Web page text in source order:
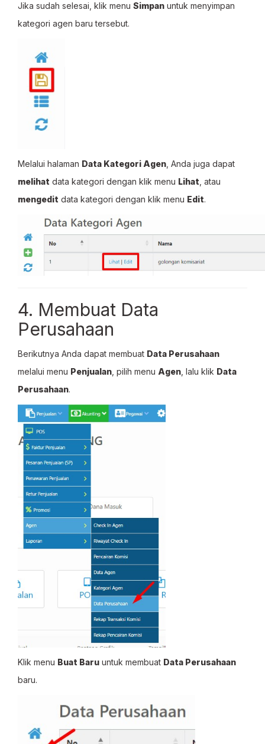
Jika sudah selesai, klik menu Simpan untuk menyimpan
kategori agen baru tersebut.
Melalui halaman Data Kategori Agen , Anda juga dapat
melihat data kategori dengan klik menu Lihat , atau
mengedit data kategori dengan klik menu Edit.
4. Membuat Data
Perusahaan
Berikutnya Anda dapat membuat Data Perusahaan
melalui menu Penjualan , pilih menu Agen , lalu klik Data
Perusahaan.
Klik menu Buat Baru untuk membuat Data Perusahaan
baru.